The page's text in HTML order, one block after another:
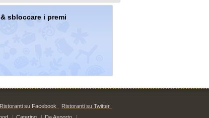
sbloccare i premi
Ristoranti su Facebook
Ristoranti su Twitter